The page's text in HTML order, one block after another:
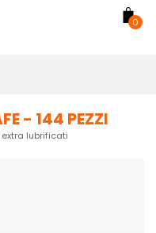
0
- 144 PEZZI
lubrificati